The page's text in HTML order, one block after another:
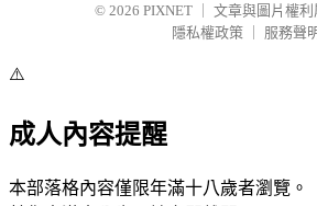
© 2026 PIXNET
文章與圖片權
隱私權政策
服務聲
⚠️
成人內容提醒
本部落格內容僅限年滿十八歲者瀏覽。